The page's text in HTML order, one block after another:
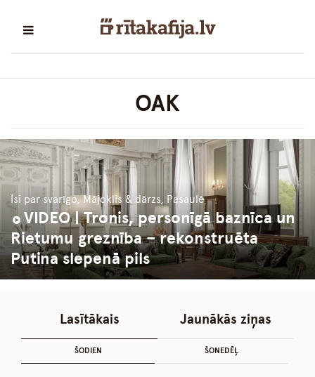
OAK
Īsi par svarīgo, Mājoklis & dārzs, Pasaulē
VIDEO | Tronis, personīgā baznīca un
Rietumu greznība – rekonstruēta
Putina slepenā pils
Lasītākais
ŠODIEN ŠONEDĒĻ
Jaunākās ziņas